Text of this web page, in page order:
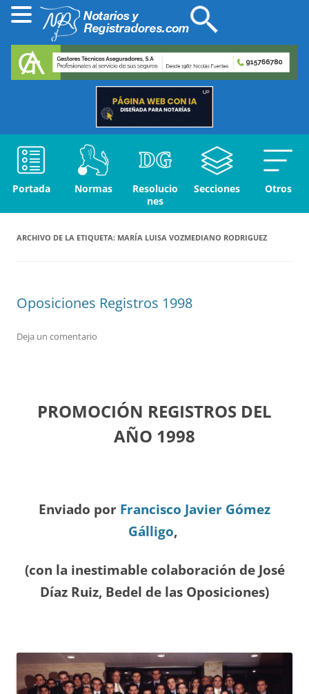
Portada Normas
Resolucio
nes
Secciones Otros
ARCHIVO DE LA ETIQUETA: MARÍA LUISA VOZMEDIANO RODRIGUEZ
Oposiciones Registros 1998
Deja un comentario
PROMOCIÓN REGISTROS DEL
AÑO 1998
Enviado por Francisco Javier Gómez
Gálligo,
(con la inestimable colaboración de José
Díaz Ruiz, Bedel de las Oposiciones)